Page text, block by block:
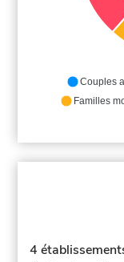
Couples
Familles
4